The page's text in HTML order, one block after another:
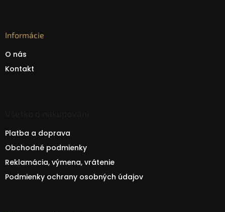
Informácie
O nás
Kontakt
Platba a doprava
Obchodné podmienky
Reklamácia, výmena, vrátenie
Podmienky ochrany osobných údajov